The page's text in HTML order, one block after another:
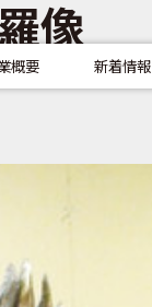
概要 新着情報
像
16